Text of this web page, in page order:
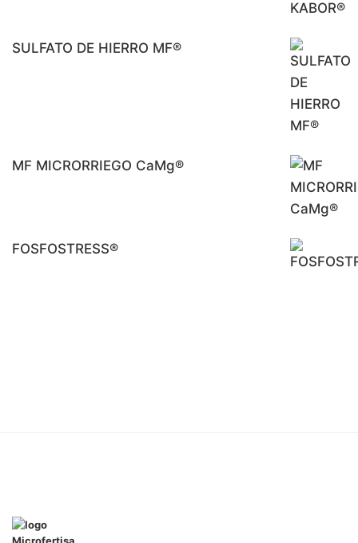
SULFATO DE HIERRO MF®
MF MICRORRIEGO CaMg®
FOSFOSTRESS®